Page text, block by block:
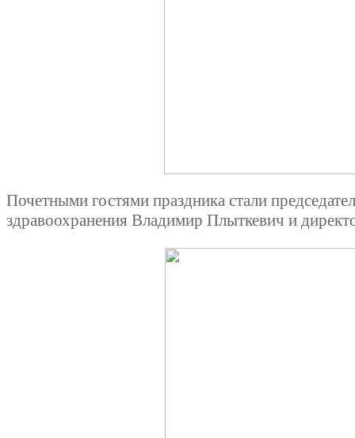
Почетными гостями праздника стали
здравоохранения Владимир Плыткевич и